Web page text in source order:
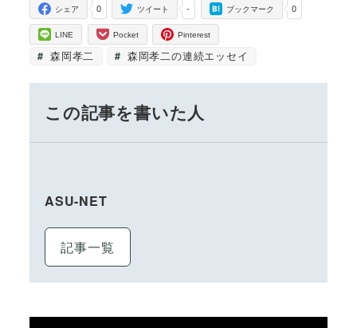
0
シェア -
ツイート 0
ブックマーク
LINE Pocket Pinterest
森岡孝二 森岡孝二の連続エッセイ
この記事を書いた人
ASU-NET
記事一覧